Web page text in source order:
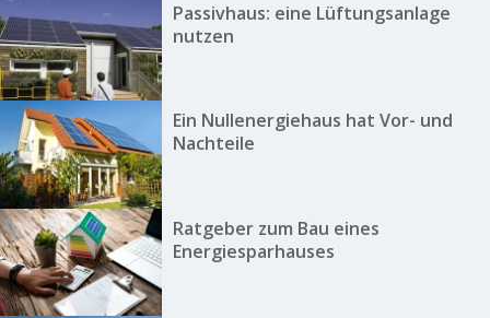
Passivhaus: eine Lüftungsanlage
nutzen
Ein Nullenergiehaus hat Vor- und
Nachteile
Ratgeber zum Bau eines
Energiesparhauses